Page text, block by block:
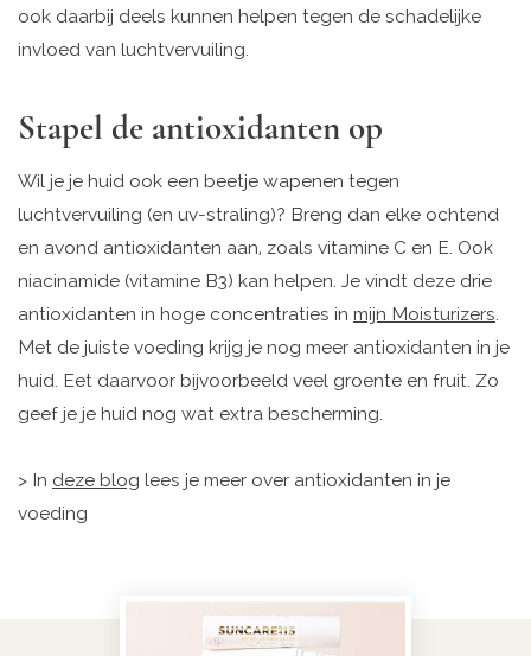
ook daarbij deels kunnen helpen tegen de schadelijke
invloed van luchtvervuiling.
Stapel de antioxidanten op
Wil je je huid ook een beetje wapenen tegen
luchtvervuiling (en uv-straling)? Breng dan elke ochtend
en avond antioxidanten aan, zoals vitamine C en E. Ook
niacinamide (vitamine B3) kan helpen. Je vindt deze drie
antioxidanten in hoge concentraties in mijn Moisturizers.
Met de juiste voeding krijg je nog meer antioxidanten in je
huid. Eet daarvoor bijvoorbeeld veel groente en fruit. Zo
geef je je huid nog wat extra bescherming.
> In deze blog lees je meer over antioxidanten in je
voeding